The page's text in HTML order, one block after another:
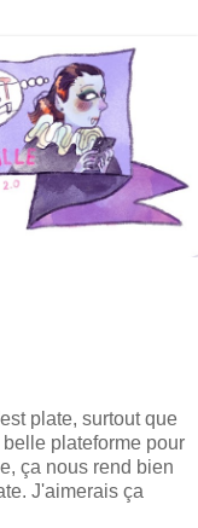
plate, surtout que
plateforme pour
ça nous rend bien
J'aimerais ça